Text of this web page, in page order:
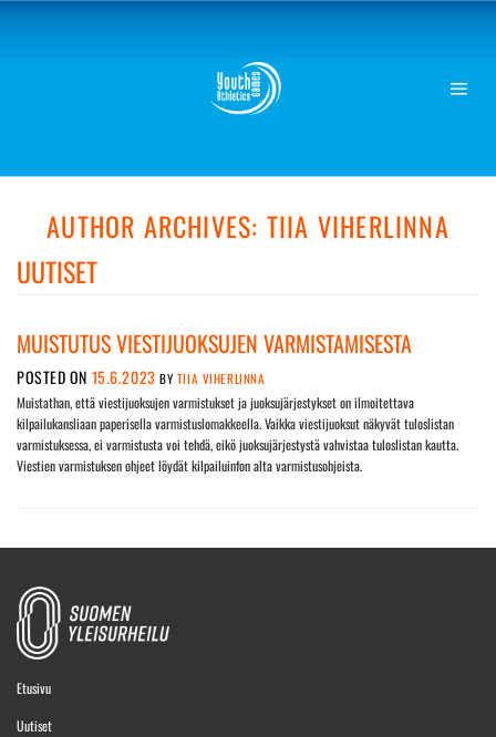
Skip
AUTHOR ARCHIVES: TIIA VIHERLINNA
UUTISET
MUISTUTUS VIESTIJUOKSUJEN VARMISTAMISESTA
POSTED ON 15.6.2023 BY TIIA VIHERLINNA
Muistathan, että viestijuoksujen varmistukset ja juoksujärjestykset on ilmoitettava
kilpailukansliaan paperisella varmistuslomakkeella. Vaikka viestijuoksut näkyvät tuloslistan
varmistuksessa, ei varmistusta voi tehdä, eikö juoksujärjestystä vahvistaa tuloslistan kautta.
Viestien varmistuksen ohjeet löydät kilpailuinfon alta varmistusohjeista.
Etusivu
Uutiset